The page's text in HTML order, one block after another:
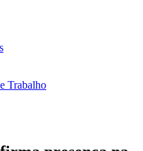
Trabalho